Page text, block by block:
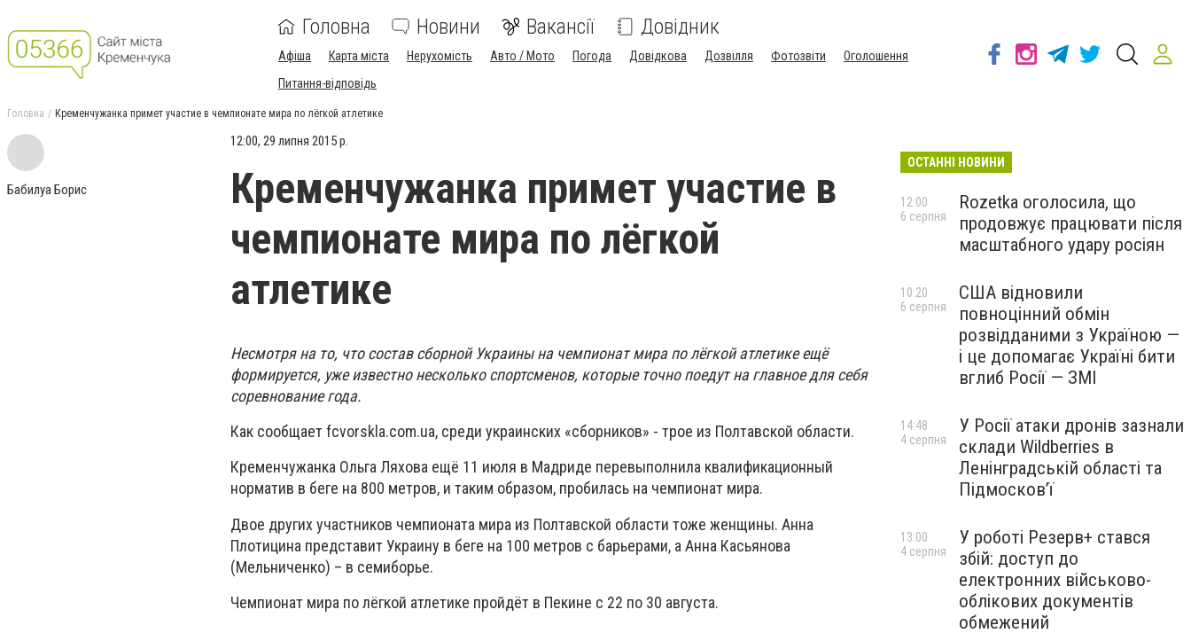
Головна Новини Вакансії Довідник
Афіша Карта міста Нерухомість Авто / Мото Погода Довідкова Дозвілля Фотозвіти
Оголошення
Питання-відповідь
Головна Кременчужанка примет участие в чемпионате мира по лёгкой атлетике
Бабилуа Борис
12:00, 29 липня 2015 р.
Кременчужанка примет участие в
чемпионате мира по лёгкой
атлетике
Несмотря на то, что состав сборной Украины на чемпионат мира по лёгкой атлетике ещё
формируется, уже известно несколько спортсменов, которые точно поедут на главное для себя
соревнование года.
Как сообщает fcvorskla.com.ua, среди украинских «сборников» - трое из Полтавской области.
Кременчужанка Ольга Ляхова ещё 11 июля в Мадриде перевыполнила квалификационный
норматив в беге на 800 метров, и таким образом, пробилась на чемпионат мира.
Двое других участников чемпионата мира из Полтавской области тоже женщины. Анна
Плотицина представит Украину в беге на 100 метров с барьерами, а Анна Касьянова
(Мельниченко) – в семиборье.
Чемпионат мира по лёгкой атлетике пройдёт в Пекине с 22 по 30 августа.
ОСТАННІ НОВИНИ
Rozetka оголосила, що
продовжує працювати після
масштабного удару росіян
12:00
6 серпня
США відновили
повноцінний обмін
розвідданими з Україною —
і це допомагає Україні бити
вглиб Росії — ЗМІ
10:20
6 серпня
У Росії атаки дронів зазнали
склади Wildberries в
Ленінградській області та
Підмосков’ї
14:48
4 серпня
У роботі Резерв+ стався
збій: доступ до
електронних військово-
облікових документів
обмежений
13:00
4 серпня